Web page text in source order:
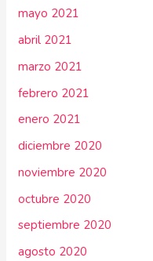
mayo 2021
abril 2021
marzo 2021
febrero 2021
enero 2021
diciembre 2020
noviembre 2020
octubre 2020
septiembre 2020
agosto 2020